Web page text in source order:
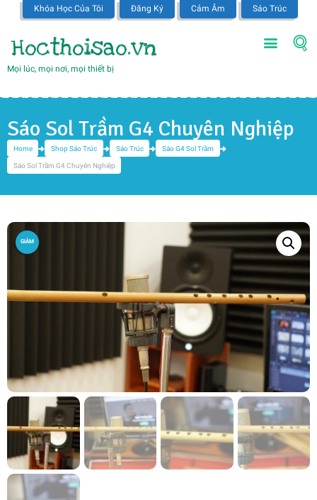
Khóa Học Của Tôi Đăng Ký Cảm Âm Sáo Trúc
Hocthoisao.vn
Mọi lúc, mọi nơi, mọi thiết bị
Home Shop Sáo Trúc Sáo Trúc Sáo G4 Sol Trầm
Sáo Sol Trầm G4 Chuyên Nghiệp
Sáo Sol Trầm G4 Chuyên Nghiệp
GIẢM